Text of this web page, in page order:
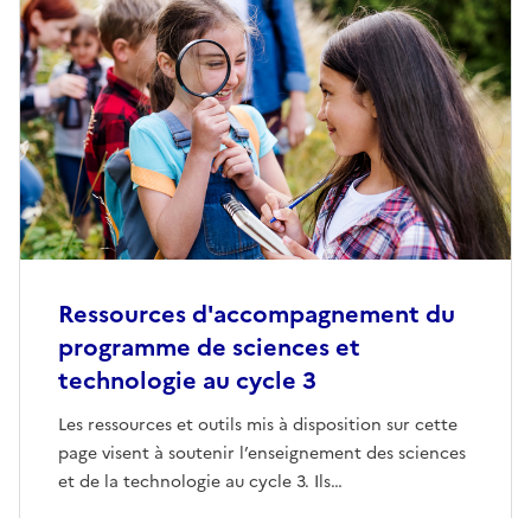
Ressources d'accompagnement du
programme de sciences et
technologie au cycle 3
Les ressources et outils mis à disposition sur cette
page visent à soutenir l’enseignement des sciences
et de la technologie au cycle 3. Ils…